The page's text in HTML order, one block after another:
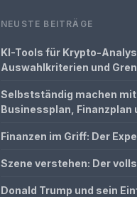
NEUSTE BEITRÄGE
KI-Tools für Krypto-
Auswahlkriterien und
Selbstständig machen
Businessplan, Finanzplan
Finanzen im Griff: Der
Szene verstehen: Der
Donald Trump und sein